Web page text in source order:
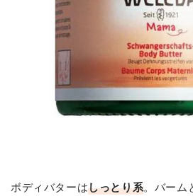
ボディバターはしっとり系。バーム